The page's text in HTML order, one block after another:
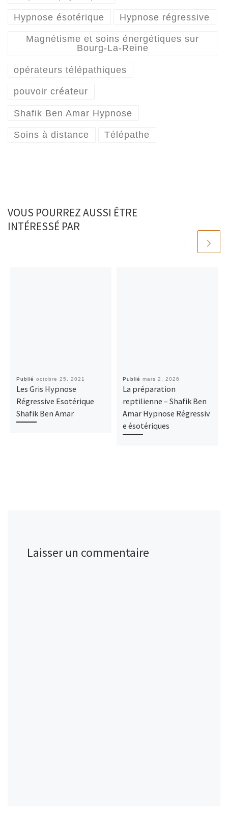
Hypnose ésotérique Hypnose régressive
Magnétisme et soins énergétiques sur
Bourg-La-Reine
opérateurs télépathiques
pouvoir créateur
Shafik Ben Amar Hypnose
Soins à distance Télépathe
VOUS POURREZ AUSSI ÊTRE
INTÉRESSÉ PAR
Publié octobre 25, 2021
Les Gris Hypnose
Régressive Esotérique
Shafik Ben Amar
Publié mars 2, 2026
La préparation
reptilienne – Shafik Ben
Amar Hypnose Régressiv
e ésotériques
Laisser un commentaire